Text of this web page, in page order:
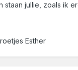
staan jullie, zoals ik
Esther